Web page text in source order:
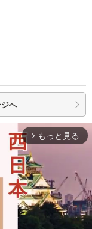
へ
arrow_forward_ios もっと見る